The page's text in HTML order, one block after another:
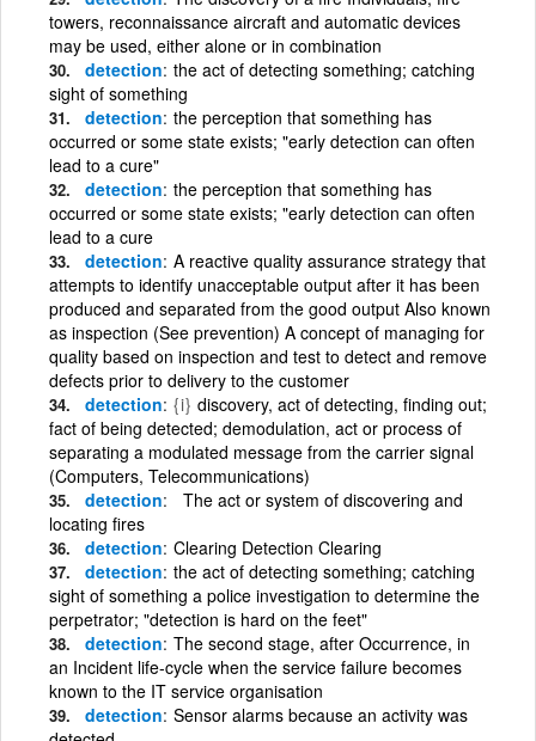
towers, reconnaissance aircraft and automatic devices
may be used, either alone or in combination
detection the act of detecting something; catching
sight of something
detection the perception that something has
occurred or some state exists; "early detection can often
lead to a cure"
detection the perception that something has
occurred or some state exists; "early detection can often
lead to a cure
detection A reactive quality assurance strategy that
attempts to identify unacceptable output after it has been
produced and separated from the good output Also known
as inspection (See prevention) A concept of managing for
quality based on inspection and test to detect and remove
defects prior to delivery to the customer
detection {i} discovery, act of detecting, finding out;
fact of being detected; demodulation, act or process of
separating a modulated message from the carrier signal
(Computers, Telecommunications)
detection
The act or system of discovering and
locating fires
detection Clearing Detection Clearing
detection the act of detecting something; catching
sight of something a police investigation to determine the
perpetrator; "detection is hard on the feet"
detection The second stage, after Occurrence, in
an Incident life-cycle when the service failure becomes
known to the IT service organisation
detection Sensor alarms because an activity was